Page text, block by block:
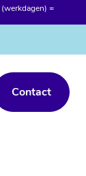
=
Contact